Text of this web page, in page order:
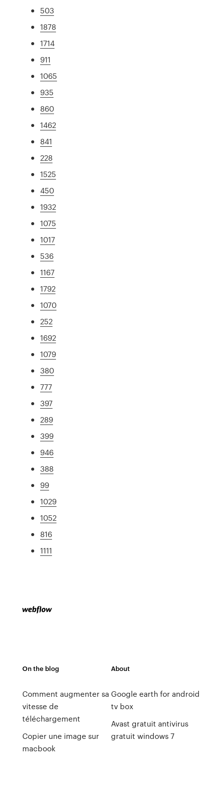
503
1878
1714
911
1065
935
860
1462
841
228
1525
450
1932
1075
1017
536
1167
1792
1070
252
1692
1079
380
777
397
289
399
946
388
99
1029
1052
816
1111
On the blog
Comment augmenter sa
vitesse de
téléchargement
Copier une image sur
macbook
About
Google earth for android
tv box
Avast gratuit antivirus
gratuit windows 7